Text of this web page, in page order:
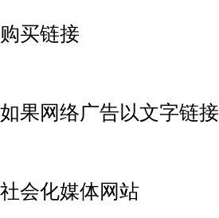
购买链接
如果网络广告以文字链
社会化媒体网站